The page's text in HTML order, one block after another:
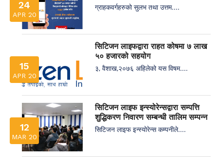
24
APR 20
ग्राहकवर्गहरुको सुलभ तथा उत्तम....
15
APR 20
सिटिजन लाइफद्वारा राहत कोषमा ७ लाख
५० हजारको सहयोग
३, वैशाख,२०७६ अहिलेको यस विषम....
12
MAR 20
सिटिजन लाइफ इन्स्योरेन्सद्वारा सम्पत्ति
शुद्धिकरण निवारण सम्बन्धी तालिम सम्पन्न
सिटिजन लाइफ इन्स्योरेन्स कम्पनीले....